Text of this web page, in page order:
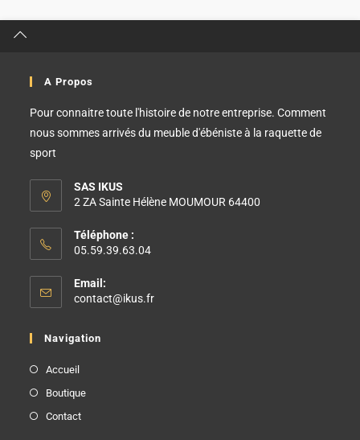
A Propos
Pour connaitre toute l'histoire de notre entreprise. Comment
nous sommes arrivés du meuble d'ébéniste à la raquette de
sport
SAS IKUS
2 ZA Sainte Hélène MOUMOUR 64400
Téléphone :
05.59.39.63.04
Email:
contact@ikus.fr
Navigation
Accueil
Boutique
Contact